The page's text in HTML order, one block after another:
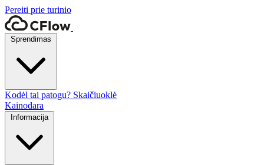
Pereiti prie turinio
Sprendimas
Kodėl tai patogu? Skaičiuoklė
Kainodara
Informacija